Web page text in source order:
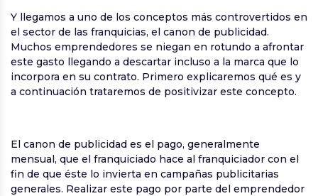
Y llegamos a uno de los conceptos más controvertidos en
el sector de las franquicias, el canon de publicidad.
Muchos emprendedores se niegan en rotundo a afrontar
este gasto llegando a descartar incluso a la marca que lo
incorpora en su contrato. Primero explicaremos qué es y
a continuación trataremos de positivizar este concepto.
El canon de publicidad es el pago, generalmente
mensual, que el franquiciado hace al franquiciador con el
fin de que éste lo invierta en campañas publicitarias
generales. Realizar este pago por parte del emprendedor